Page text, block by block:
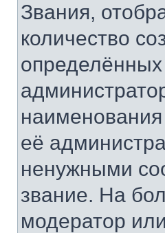
Звания,
количество
её
ненужными
звание. На
модератор